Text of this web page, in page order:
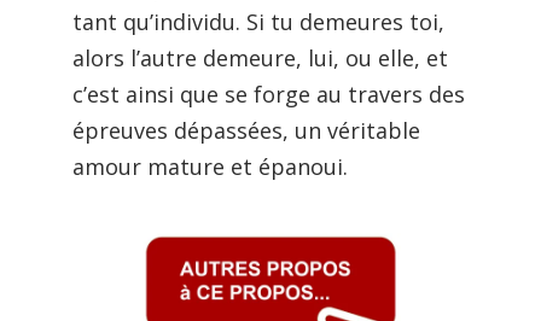
tant qu’individu. Si tu demeures toi,
alors l’autre demeure, lui, ou elle, et
c’est ainsi que se forge au travers des
épreuves dépassées, un véritable
amour mature et épanoui.